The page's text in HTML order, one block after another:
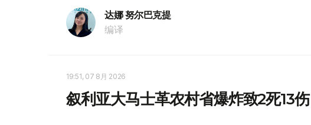
达娜 努尔巴克提
编译
19:51, 07 8月 2026
叙利亚大马士革农村省爆炸致2死13伤